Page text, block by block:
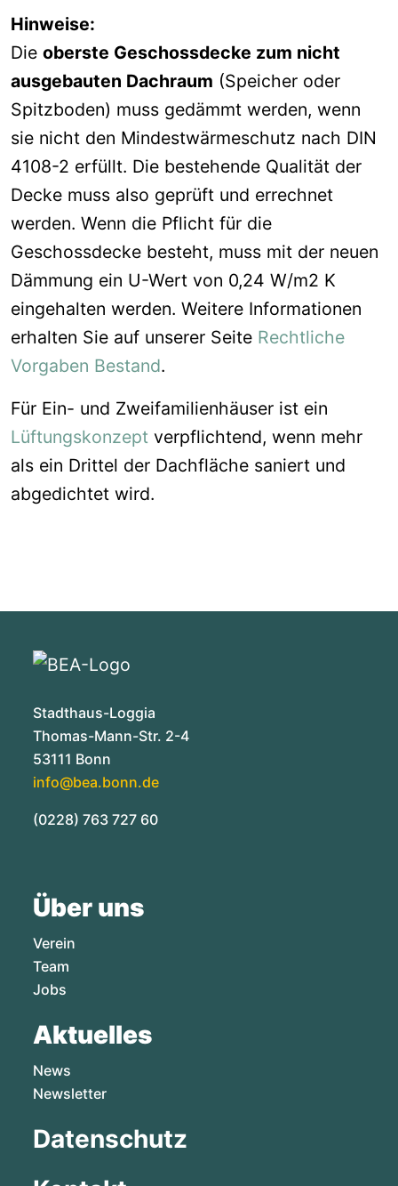
Hinweise:
Die oberste Geschossdecke zum nicht
ausgebauten Dachraum (Speicher oder
Spitzboden) muss gedämmt werden, wenn
sie nicht den Mindestwärmeschutz nach DIN
4108-2 erfüllt. Die bestehende Qualität der
Decke muss also geprüft und errechnet
werden. Wenn die Pflicht für die
Geschossdecke besteht, muss mit der neuen
Dämmung ein U-Wert von 0,24 W/m2 K
eingehalten werden. Weitere Informationen
erhalten Sie auf unserer Seite Rechtliche
Vorgaben Bestand.
Für Ein- und Zweifamilienhäuser ist ein
Lüftungskonzept verpflichtend, wenn mehr
als ein Drittel der Dachfläche saniert und
abgedichtet wird.
Stadthaus-Loggia
Thomas-Mann-Str. 2-4
53111 Bonn
info@bea.bonn.de
(0228) 763 727 60
Über uns
Verein
Team
Jobs
Aktuelles
News
Newsletter
Datenschutz